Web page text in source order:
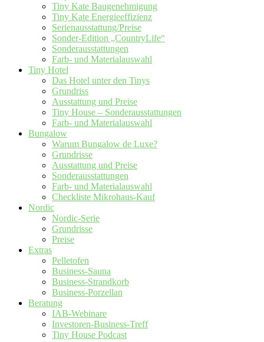
Tiny Kate Baugenehmigung
Tiny Kate Energieeffizienz
Serienausstattung/Preise
Sonder-Edition „CountryLife“
Sonderausstattungen
Farb- und Materialauswahl
Tiny Hotel
Das Hotel unter den Tinys
Grundriss
Ausstattung und Preise
Tiny House – Sonderausstattungen
Farb- und Materialauswahl
Bungalow
Warum Bungalow de Luxe?
Grundrisse
Ausstattung und Preise
Sonderausstattungen
Farb- und Materialauswahl
Checkliste Mikrohaus-Kauf
Nordic
Nordic-Serie
Grundrisse
Preise
Extras
Pelletofen
Business-Sauna
Business-Strandkorb
Business-Porzellan
Beratung
IAB-Webinare
Investoren-Business-Treff
Tiny House Podcast